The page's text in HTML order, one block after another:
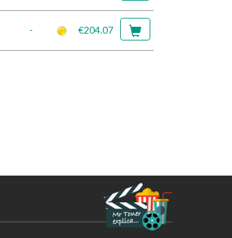
- €204.07